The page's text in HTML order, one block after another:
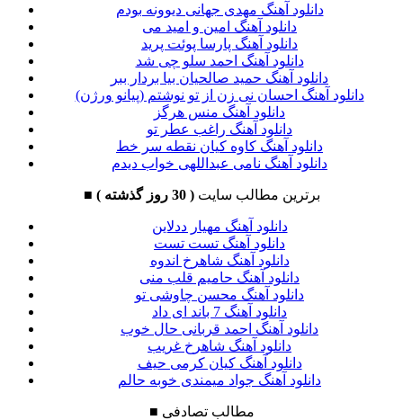
دانلود آهنگ مهدی جهانی دیوونه بودم
دانلود آهنگ امین و امید می
دانلود آهنگ پارسا پوئت پرید
دانلود آهنگ احمد سلو چی شد
دانلود آهنگ حمید صالحیان بیا بردار ببر
دانلود آهنگ احسان نی زن از تو نوشتم (پیانو ورژن)
دانلود آهنگ منس هرگز
دانلود آهنگ راغب عطر تو
دانلود آهنگ کاوه کیان نقطه سر خط
دانلود آهنگ نامی عبداللهی خواب دیدم
■ برترین مطالب سایت( 30 روز گذشته )
دانلود آهنگ مهیار ددلاین
دانلود آهنگ تست تست
دانلود آهنگ شاهرخ اندوه
دانلود آهنگ حامیم قلب منی
دانلود آهنگ محسن چاوشی تو
دانلود آهنگ 7 باند ای داد
دانلود آهنگ احمد قربانی حال خوب
دانلود آهنگ شاهرخ غریب
دانلود آهنگ کیان کرمی حیف
دانلود آهنگ جواد میمندی خوبه حالم
■ مطالب تصادفی